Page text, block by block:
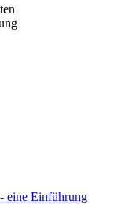
eine Einführung